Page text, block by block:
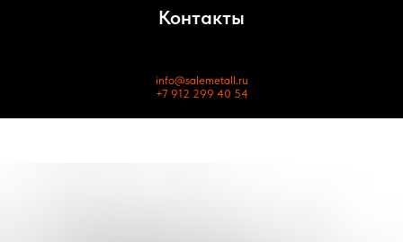
Контакты
info@salemetall.ru
+7 912 299 40 54